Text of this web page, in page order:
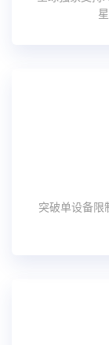
突破单设备限